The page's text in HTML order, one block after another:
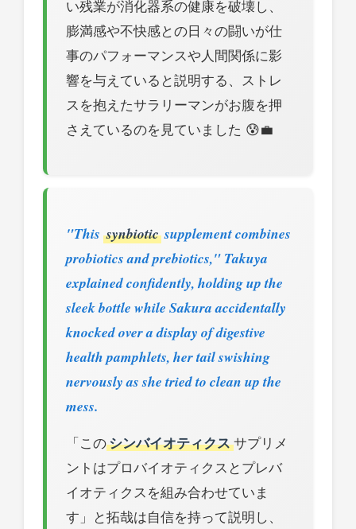
い残業が消化器系の健康を破壊し、
膨満感や不快感との日々の闘いが仕
事のパフォーマンスや人間関係に影
響を与えていると説明する、ストレ
スを抱えたサラリーマンがお腹を押
さえているのを見ていました 😰💼
"This synbiotic supplement combines
probiotics and prebiotics," Takuya
explained confidently, holding up the
sleek bottle while Sakura accidentally
knocked over a display of digestive
health pamphlets, her tail swishing
nervously as she tried to clean up the
mess.
「このシンバイオティクスサプリメ
ントはプロバイオティクスとプレバ
イオティクスを組み合わせていま
す」と拓哉は自信を持って説明し、